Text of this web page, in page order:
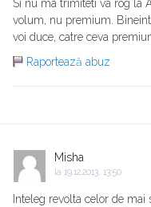
Si nu ma trimiteti va rog la
volum, nu premium.
voi duce, catre ceva
Raportează abuz
Misha
la 19.12.2013, 13:50
Inteleg revolta celor de